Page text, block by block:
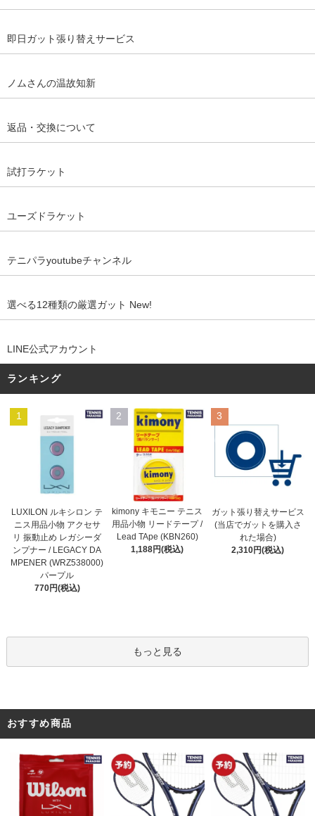
即日ガット張り替えサービス
ノムさんの温故知新
返品・交換について
試打ラケット
ユーズドラケット
テニパラyoutubeチャンネル
選べる12種類の厳選ガット New!
LINE公式アカウント
ランキング
1
LUXILON ルキシロン テ
ニス用品小物 アクセサ
リ 振動止め レガシーダ
ンプナー / LEGACY DA
MPENER (WRZ538000)
パープル
770円(税込)
2
kimony キモニー テニス
用品小物 リードテープ /
Lead TApe (KBN260)
1,188円(税込)
3
ガット張り替えサービス
(当店でガットを購入さ
れた場合)
2,310円(税込)
もっと見る
おすすめ商品